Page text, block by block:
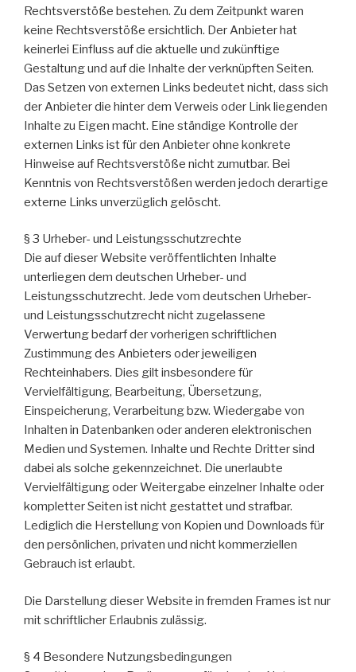
Rechtsverstöße bestehen. Zu dem Zeitpunkt waren
keine Rechtsverstöße ersichtlich. Der Anbieter hat
keinerlei Einfluss auf die aktuelle und zukünftige
Gestaltung und auf die Inhalte der verknüpften Seiten.
Das Setzen von externen Links bedeutet nicht, dass sich
der Anbieter die hinter dem Verweis oder Link liegenden
Inhalte zu Eigen macht. Eine ständige Kontrolle der
externen Links ist für den Anbieter ohne konkrete
Hinweise auf Rechtsverstöße nicht zumutbar. Bei
Kenntnis von Rechtsverstößen werden jedoch derartige
externe Links unverzüglich gelöscht.
§ 3 Urheber- und Leistungsschutzrechte
Die auf dieser Website veröffentlichten Inhalte
unterliegen dem deutschen Urheber- und
Leistungsschutzrecht. Jede vom deutschen Urheber-
und Leistungsschutzrecht nicht zugelassene
Verwertung bedarf der vorherigen schriftlichen
Zustimmung des Anbieters oder jeweiligen
Rechteinhabers. Dies gilt insbesondere für
Vervielfältigung, Bearbeitung, Übersetzung,
Einspeicherung, Verarbeitung bzw. Wiedergabe von
Inhalten in Datenbanken oder anderen elektronischen
Medien und Systemen. Inhalte und Rechte Dritter sind
dabei als solche gekennzeichnet. Die unerlaubte
Vervielfältigung oder Weitergabe einzelner Inhalte oder
kompletter Seiten ist nicht gestattet und strafbar.
Lediglich die Herstellung von Kopien und Downloads für
den persönlichen, privaten und nicht kommerziellen
Gebrauch ist erlaubt.
Die Darstellung dieser Website in fremden Frames ist nur
mit schriftlicher Erlaubnis zulässig.
§ 4 Besondere Nutzungsbedingungen